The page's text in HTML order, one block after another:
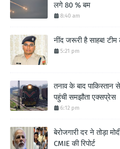
लगे 80 % बम
8:40 am
नींद जरूरी है साहब! टीम
5:21 pm
तनाव के बाद पाकिस्तान
पहुंची समझौता एक्सप्रेस
6:12 pm
बेरोजगारी दर ने तोड़ा
CMIE की रिपोर्ट